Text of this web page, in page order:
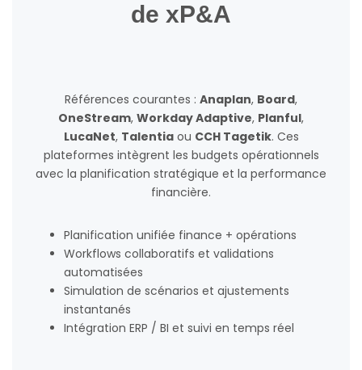
de xP&A
Références courantes : Anaplan, Board,
OneStream, Workday Adaptive, Planful,
LucaNet, Talentiaou CCH Tagetik. Ces
plateformes intègrent les budgets opérationnels
avec la planification stratégique et la performance
financière.
Planification unifiée finance + opérations
Workflows collaboratifs et validations
automatisées
Simulation de scénarios et ajustements
instantanés
Intégration ERP / BI et suivi en temps réel